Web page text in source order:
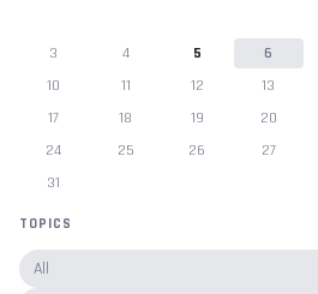
3
4 5 6
10
11 12 13
17
18 19 20
24
25 26 27
31
TOPICS
All